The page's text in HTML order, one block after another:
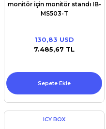
monitör için monitör standı IB-
MS503-T
130,83 USD
7.485,67 TL
Sepete Ekle
ICY BOX